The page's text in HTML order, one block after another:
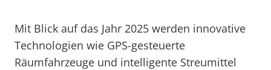
Mit Blick auf das Jahr 2025 werden innovative
Technologien wie GPS-gesteuerte
Räumfahrzeuge und intelligente Streumittel